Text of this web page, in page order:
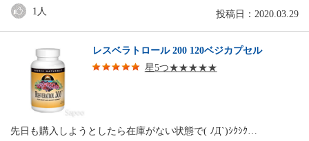
投稿日：2020.03.29
1 人
レスベラトロール 200 120ベジカプセル
星5つ★★★★★
先日も購入しようとしたら在庫がない状態で( ﾉД`)ｼｸｼｸ…